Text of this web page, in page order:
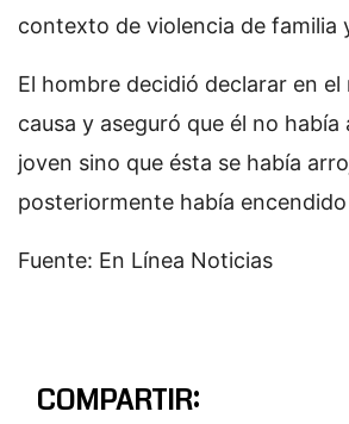
contexto de violencia de familia
El hombre decidió declarar en el
causa y aseguró que él no había
joven sino que ésta se había
posteriormente había
Fuente: En Línea Noticias
COMPARTIR: